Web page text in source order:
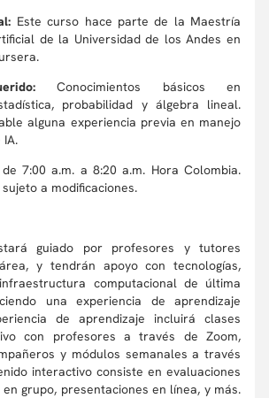
Este curso hace parte de la Maestría
de la Universidad de los Andes en
Conocimientos básicos en
probabilidad y álgebra lineal.
alguna experiencia previa en manejo
7:00 a.m. a 8:20 a.m. Hora Colombia.
a modificaciones.
guiado por profesores y tutores
y tendrán apoyo con tecnologías,
computacional de última
una experiencia de aprendizaje
de aprendizaje incluirá clases
con profesores a través de Zoom,
y módulos semanales a través
interactivo consiste en evaluaciones
grupo, presentaciones en línea, y más.